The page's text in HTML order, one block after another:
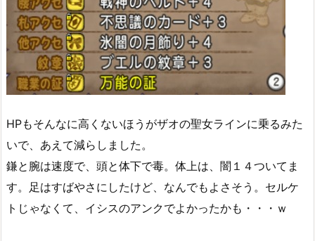
HPもそんなに高くないほうがザオの聖女ラインに乗るみた
いで、あえて減らしました。
鎌と腕は速度で、頭と体下で毒。体上は、闇１４ついてま
す。足はすばやさにしたけど、なんでもよさそう。セルケ
トじゃなくて、イシスのアンクでよかったかも・・・ｗ